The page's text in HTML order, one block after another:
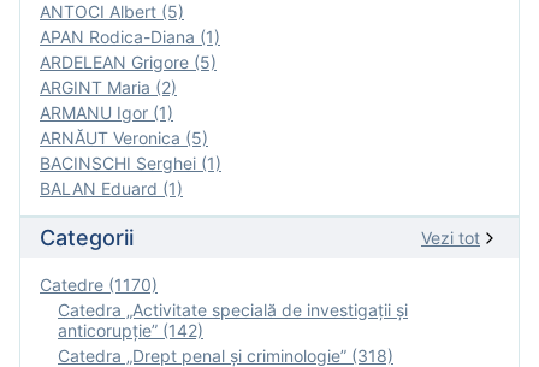
ANTOCI Albert (5)
APAN Rodica-Diana (1)
ARDELEAN Grigore (5)
ARGINT Maria (2)
ARMANU Igor (1)
ARNĂUT Veronica (5)
BACINSCHI Serghei (1)
BALAN Eduard (1)
Categorii Vezi tot
Catedre (1170)
Catedra „Activitate specială de investigaţii şi
anticorupție” (142)
Catedra „Drept penal și criminologie” (318)